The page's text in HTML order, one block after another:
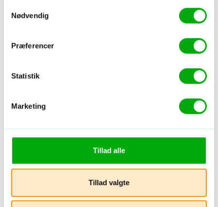
Nødvendig
Præferencer
Statistik
Marketing
Tillad alle
Tillad valgte